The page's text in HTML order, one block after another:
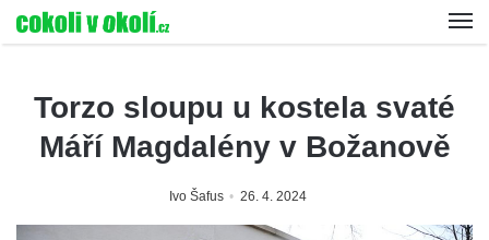
Torzo sloupu u kostela svaté
Máří Magdalény v Božanově
Ivo Šafus 26. 4. 2024